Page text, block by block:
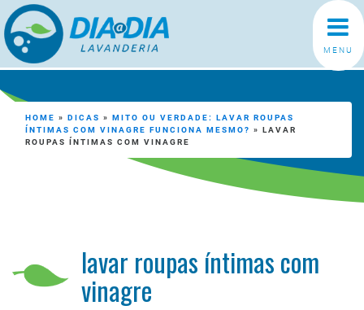
MENU
lavar roupas íntimas com
vinagre
HOME » DICAS » MITO OU VERDADE: LAVAR ROUPAS
ÍNTIMAS COM VINAGRE FUNCIONA MESMO? » LAVAR
ROUPAS ÍNTIMAS COM VINAGRE